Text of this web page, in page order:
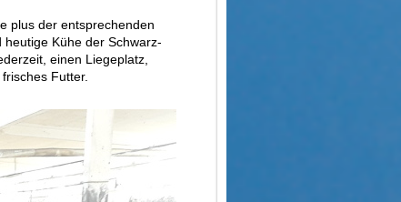
plus der entsprechenden
Kühe der Schwarz-
einen Liegeplatz,
Futter.